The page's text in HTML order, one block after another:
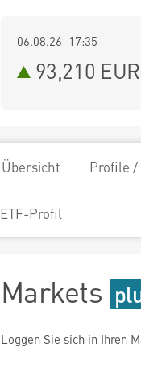
06.08.26 17:35
93,210 EUR
Übersicht Profile /
ETF-Profil
Markets
Loggen Sie sich in Ihren